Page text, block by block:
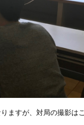
ますが、対局の撮影はこ